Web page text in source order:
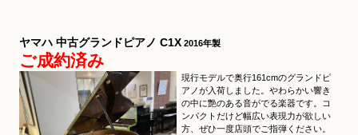
ヤマハ 中古グランドピアノ C1X2016年製
ご成約済み
現行モデルで奥行161cmのグランドピ
アノが入荷しました。やわらかい響き
の中に艶のある音がでる楽器です。コ
ンパクトだけど幅広い表現力が欲しい
方、ぜひ一度店頭でご指弾ください。